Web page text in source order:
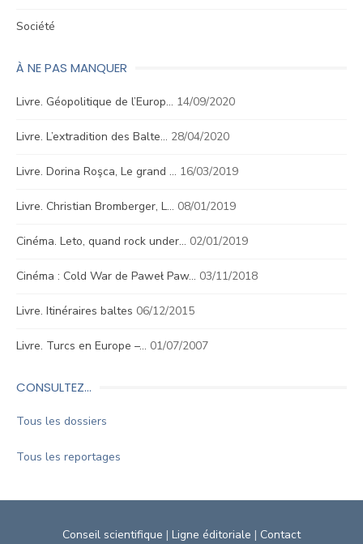
Société
À NE PAS MANQUER
Livre. Géopolitique de l’Europ… 14/09/2020
Livre. L’extradition des Balte… 28/04/2020
Livre. Dorina Roşca, Le grand … 16/03/2019
Livre. Christian Bromberger, L… 08/01/2019
Cinéma. Leto, quand rock under… 02/01/2019
Cinéma : Cold War de Paweł Paw… 03/11/2018
Livre. Itinéraires baltes 06/12/2015
Livre. Turcs en Europe –… 01/07/2007
CONSULTEZ…
Tous les dossiers
Tous les reportages
Conseil scientifique | Ligne éditoriale | Contact